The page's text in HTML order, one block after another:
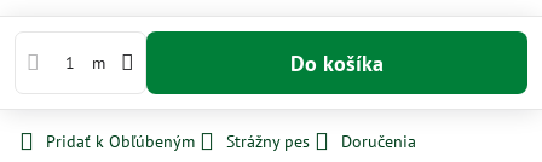
m Do košíka
Pridať k Obľúbeným Strážny pes
Doručenia